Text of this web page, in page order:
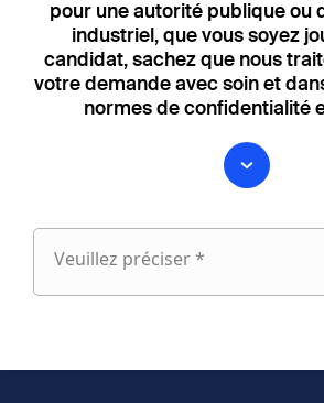
pour une autorité publique ou
industriel, que vous soyez
candidat, sachez que nous
votre demande avec soin et
normes de confidentialité
Veuillez préciser *
Veuillez